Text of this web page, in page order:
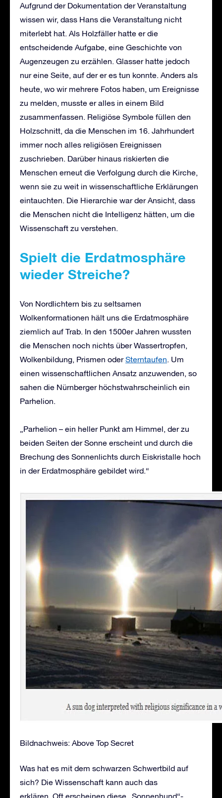
Aufgrund der Dokumentation der Veranstaltung
wissen wir, dass Hans die Veranstaltung nicht
miterlebt hat. Als Holzfäller hatte er die
entscheidende Aufgabe, eine Geschichte von
Augenzeugen zu erzählen. Glasser hatte jedoch
nur eine Seite, auf der er es tun konnte. Anders als
heute, wo wir mehrere Fotos haben, um Ereignisse
zu melden, musste er alles in einem Bild
zusammenfassen. Religiöse Symbole füllen den
Holzschnitt, da die Menschen im 16. Jahrhundert
immer noch alles religiösen Ereignissen
zuschrieben. Darüber hinaus riskierten die
Menschen erneut die Verfolgung durch die Kirche,
wenn sie zu weit in wissenschaftliche Erklärungen
eintauchten. Die Hierarchie war der Ansicht, dass
die Menschen nicht die Intelligenz hätten, um die
Wissenschaft zu verstehen.
Spielt die Erdatmosphäre
wieder Streiche?
Von Nordlichtern bis zu seltsamen
Wolkenformationen hält uns die Erdatmosphäre
ziemlich auf Trab. In den 1500er Jahren wussten
die Menschen noch nichts über Wassertropfen,
Wolkenbildung, Prismen oderSterntaufen. Um
einen wissenschaftlichen Ansatz anzuwenden, so
sahen die Nürnberger höchstwahrscheinlich ein
Parhelion.
„Parhelion – ein heller Punkt am Himmel, der zu
beiden Seiten der Sonne erscheint und durch die
Brechung des Sonnenlichts durch Eiskristalle hoch
in der Erdatmosphäre gebildet wird.“
Bildnachweis: Above Top Secret
Was hat es mit dem schwarzen Schwertbild auf
sich? Die Wissenschaft kann auch das
erklären. Oft erscheinen diese „Sonnenhund“-